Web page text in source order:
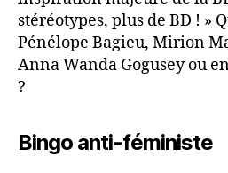
stéréotypes, plus de BD ! »
Pénélope Bagieu, Mirion
Anna Wanda Gogusey ou
?
Bingo anti-féministe